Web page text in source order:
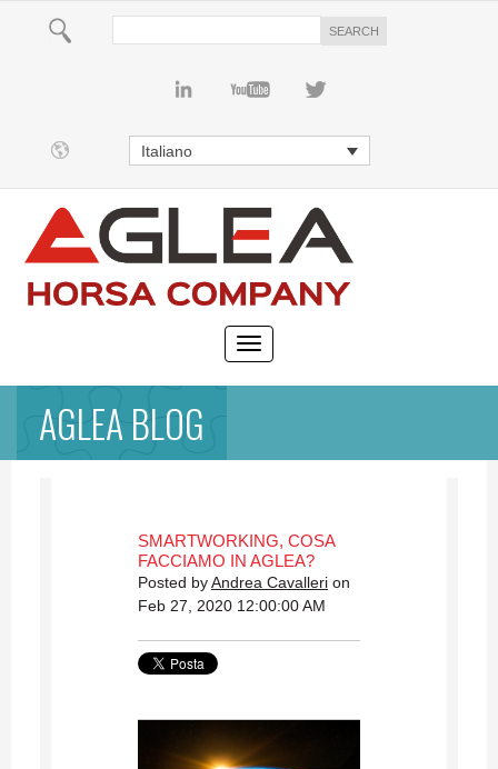
Italiano
AGLEA BLOG
SMARTWORKING, COSA
FACCIAMO IN AGLEA?
Posted byAndrea Cavalleri on
Feb 27, 2020 12:00:00 AM